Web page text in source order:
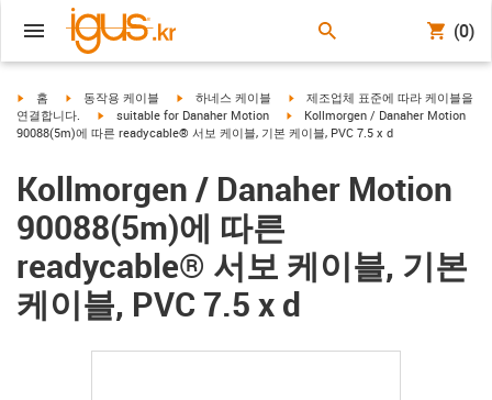
(0)
igus-icon-arrow-right
홈 igus-icon-arrow-right
동작용 케이블 igus-icon-arrow-right
하네스 케이블 igus-icon-arrow-right
제조업체 표준에 따라 케이블을
연결합니다.
igus-icon-arrow-right
suitable for Danaher Motion igus-icon-arrow-right
Kollmorgen / Danaher Motion
90088(5m)에 따른 readycable® 서보 케이블, 기본 케이블, PVC 7.5 x d
Kollmorgen / Danaher Motion
90088(5m)에 따른
readycable® 서보 케이블, 기본
케이블, PVC 7.5 x d